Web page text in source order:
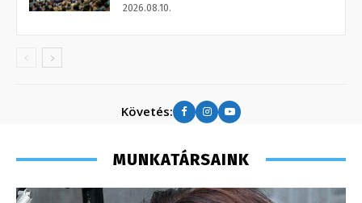
2026.08.10.
Követés:
MUNKATÁRSAINK